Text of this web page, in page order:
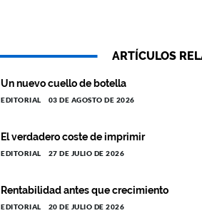
ARTÍCULOS
Un nuevo cuello de botella
EDITORIAL 03 DE AGOSTO DE 2026
El verdadero coste de imprimir
EDITORIAL 27 DE JULIO DE 2026
Rentabilidad antes que crecimiento
EDITORIAL 20 DE JULIO DE 2026